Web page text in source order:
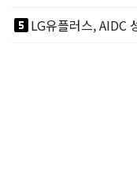
looks_5